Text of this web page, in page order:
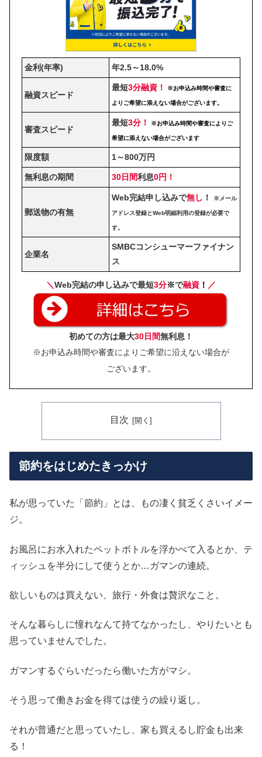
金利(年率) 年2.5～18.0%
融資スピード
最短3分融資！ ※お申込み時間や審査に
よりご希望に添えない場合がございます。
審査スピード
最短3分！ ※お申込み時間や審査によりご
希望に添えない場合がございます
限度額 1～800万円
無利息の期間 30日間利息0円！
郵送物の有無
Web完結申し込みで無し ！ ※メール
アドレス登録とWeb明細利用の登録が必要で
す。
企業名
SMBCコンシューマーファイナン
ス
＼Web完結の申し込みで最短3分※で融資 ！ ／
初めての方は最大30日間無利息！
※お申込み時間や審査によりご希望に沿えない場合が
ございます。
目次
節約をはじめたきっかけ
私が思っていた「節約」とは、もの凄く貧乏くさいイメー
ジ。
お風呂にお水入れたペットボトルを浮かべて入るとか、テ
ィッシュを半分にして使うとか…ガマンの連続。
欲しいものは買えない、旅行・外食は贅沢なこと。
そんな暮らしに憧れなんて持てなかったし、やりたいとも
思っていませんでした。
ガマンするぐらいだったら働いた方がマシ。
そう思って働きお金を得ては使うの繰り返し。
それが普通だと思っていたし、家も買えるし貯金も出来
る！